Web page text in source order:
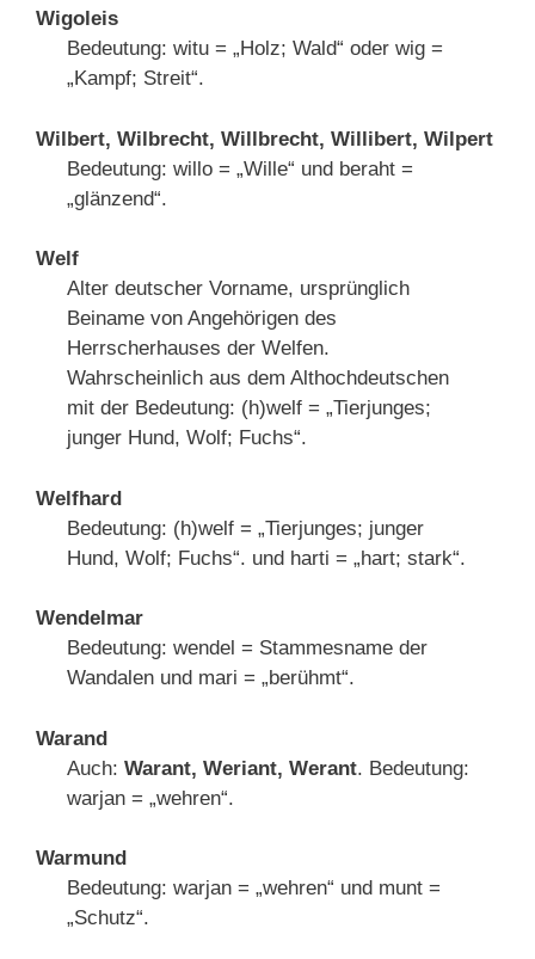
Wigoleis
Bedeutung: witu = „Holz; Wald“ oder wig =
„Kampf; Streit“.
Wilbert, Wilbrecht, Willbrecht, Willibert, Wilpert
Bedeutung: willo = „Wille“ und beraht =
„glänzend“.
Welf
Alter deutscher Vorname, ursprünglich
Beiname von Angehörigen des
Herrscherhauses der Welfen.
Wahrscheinlich aus dem Althochdeutschen
mit der Bedeutung: (h)welf = „Tierjunges;
junger Hund, Wolf; Fuchs“.
Welfhard
Bedeutung: (h)welf = „Tierjunges; junger
Hund, Wolf; Fuchs“. und harti = „hart; stark“.
Wendelmar
Bedeutung: wendel = Stammesname der
Wandalen und mari = „berühmt“.
Warand
Auch: Warant, Weriant, Werant. Bedeutung:
warjan = „wehren“.
Warmund
Bedeutung: warjan = „wehren“ und munt =
„Schutz“.